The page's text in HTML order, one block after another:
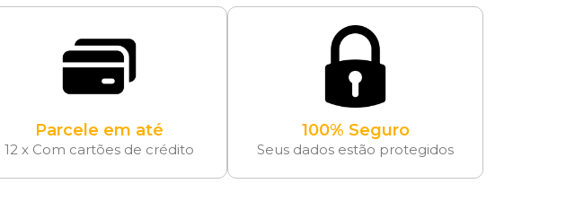
Parcele em até
12 x Com cartões de crédito
100% Seguro
Seus dados estão protegidos